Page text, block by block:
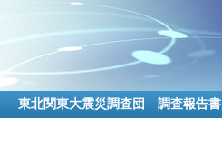
東北関東大震災調査団 調査報告書